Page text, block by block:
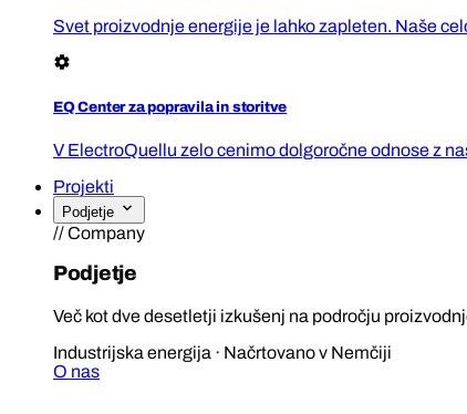
Svet proizvodnje energije je lahko zapleten. Naše
EQ Center za popravila in storitve
V ElectroQuellu zelo cenimo dolgoročne odnose z
Projekti
Podjetje
// Company
Podjetje
Več kot dve desetletji izkušenj na področju
Industrijska energija · Načrtovano v Nemčiji
O nas